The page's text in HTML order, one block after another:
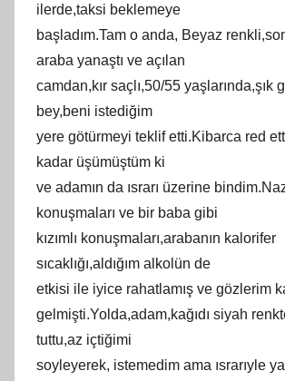
ilerde,taksi beklemeye
başladım.Tam o anda, Beyaz
araba yanaştı ve açılan
camdan,kır saçlı,50/55 yaşlarında,şık
bey,beni istediğim
yere götürmeyi teklif etti.Kibarca red
kadar üşümüştüm ki
ve adamın da ısrarı üzerine
konuşmaları ve bir baba gibi
kızımlı konuşmaları,arabanın kalorifer
sıcaklığı,aldığım alkolün de
etkisi ile iyice rahatlamış ve gözlerim
gelmişti.Yolda,adam,kağıdı siyah
tuttu,az içtiğimi
soyleyerek, istemedim ama ısrarıyle